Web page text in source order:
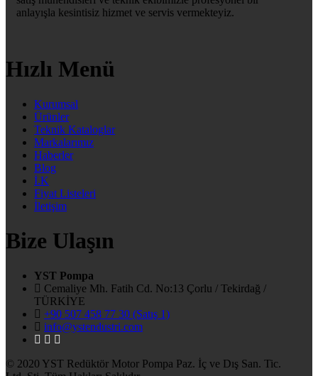
anlayışla kesintisiz hizmet ve servis vermekteyiz.
Hızlı Menü
Kurumsal
Ürünler
Teknik Kataloglar
Markalarımız
Haberler
Blog
İ.K
Fiyat Listeleri
İletişim
Bize Ulaşın
YST Pompa
Cemaliye Mh. Fatih Cd. No:13 Çorlu / Tekirdağ /
TÜRKİYE
+90 507 458 77 30 (Satış 1)
info@ystendustri.com
© 2020 YST Redüktör Motor Pompa Paz. İç ve Dış San. Tic.